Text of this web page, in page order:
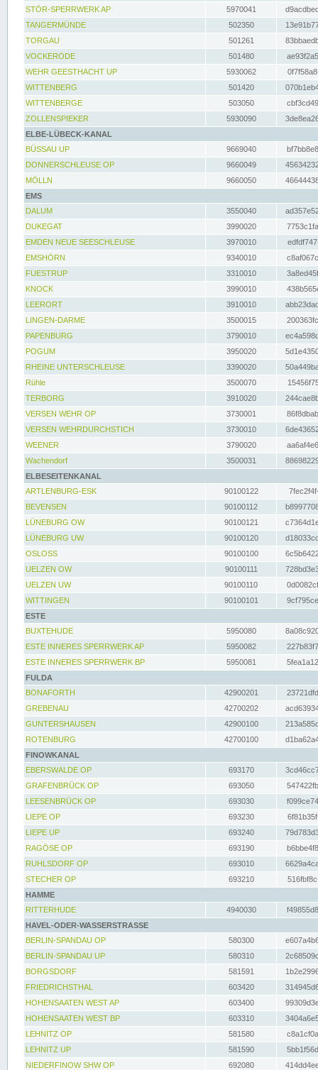
STÖR-SPERRWERK AP 5970041
TANGERMÜNDE
502350
TORGAU
501261
VOCKERODE
501480
WEHR GEESTHACHT UP
5930062
WITTENBERG
501420
WITTENBERGE
503050
ZOLLENSPIEKER
5930090
ELBE-LÜBECK-KANAL
BÜSSAU UP
9669040
DONNERSCHLEUSE OP
9660049
MÖLLN
9660050
EMS
DALUM
3550040
DUKEGAT
3990020
EMDEN NEUE SEESCHLEUSE
3970010
EMSHÖRN
9340010
FUESTRUP
3310010
KNOCK
3990010
LEERORT
3910010
LINGEN-DARME
3500015
PAPENBURG
3790010
POGUM
3950020
RHEINE UNTERSCHLEUSE
3390020
Rühle
3500070
TERBORG
3910020
VERSEN WEHR OP
3730001
VERSEN WEHRDURCHSTICH
3730010
WEENER
3790020
Wachendorf
3500031
ELBESEITENKANAL
ARTLENBURG-ESK
90100122
BEVENSEN
90100112
LÜNEBURG OW
90100121
LÜNEBURG UW
90100120
OSLOSS
90100100
UELZEN OW
90100111
UELZEN UW
90100110
WITTINGEN
90100101
ESTE
BUXTEHUDE
5950080
ESTE INNERES SPERRWERK AP
5950082
ESTE INNERES SPERRWERK BP
5950081
FULDA
BONAFORTH
42900201
GREBENAU
42700202
GUNTERSHAUSEN
42900100
ROTENBURG
42700100
FINOWKANAL
EBERSWALDE OP
693170
GRAFENBRÜCK OP
693050
LEESENBRÜCK OP
693030
LIEPE OP
693230
LIEPE UP
693240
RAGÖSE OP
693190
RUHLSDORF OP
693010
STECHER OP
693210
HAMME
RITTERHUDE
4940030
HAVEL-ODER-WASSERSTRASSE
BERLIN-SPANDAU OP
580300
BERLIN-SPANDAU UP
580310
BORGSDORF
581591
FRIEDRICHSTHAL
603420
HOHENSAATEN WEST AP
603400
HOHENSAATEN WEST BP
603310
LEHNITZ OP
581580
LEHNITZ UP
581590
NIEDERFINOW SHW OP
692080